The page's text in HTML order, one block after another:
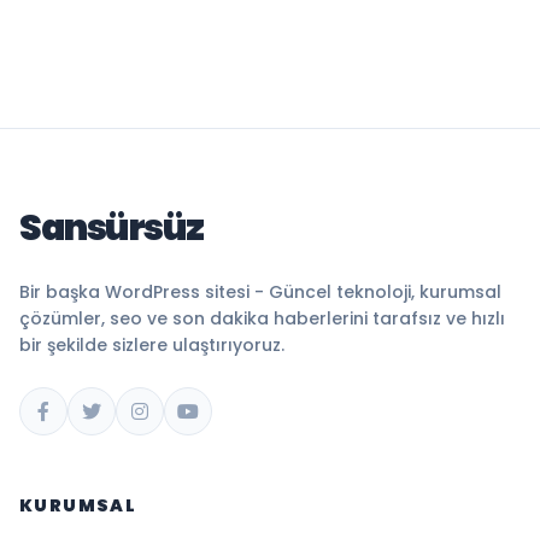
Sansürsüz
Bir başka WordPress sitesi - Güncel teknoloji, kurumsal
çözümler, seo ve son dakika haberlerini tarafsız ve hızlı
bir şekilde sizlere ulaştırıyoruz.
KURUMSAL